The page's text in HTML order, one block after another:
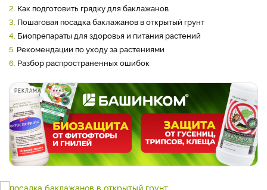
2. Как подготовить грядку для баклажанов
3. Пошаговая посадка баклажанов в открытый грунт
4. Биопрепараты для здоровья и питания растений
5. Рекомендации по уходу за растениями
6. Разбор распространенных ошибок
РЕКЛАМА